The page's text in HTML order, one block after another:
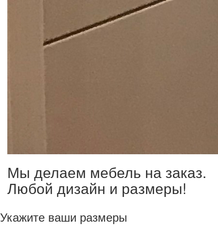
Мы делаем мебель на заказ.
Любой дизайн и размеры!
Укажите ваши размеры